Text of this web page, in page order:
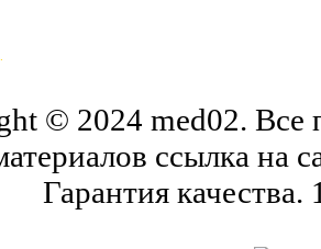
© 2024 med02. Все
ссылка на
Гарантия